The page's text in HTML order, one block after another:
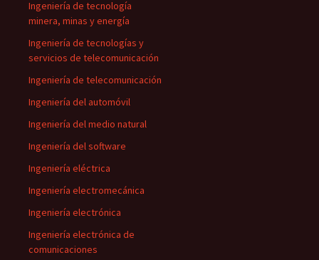
Ingeniería de tecnología
minera, minas y energía
Ingeniería de tecnologías y
servicios de telecomunicación
Ingeniería de telecomunicación
Ingeniería del automóvil
Ingeniería del medio natural
Ingeniería del software
Ingeniería eléctrica
Ingeniería electromecánica
Ingeniería electrónica
Ingeniería electrónica de
comunicaciones